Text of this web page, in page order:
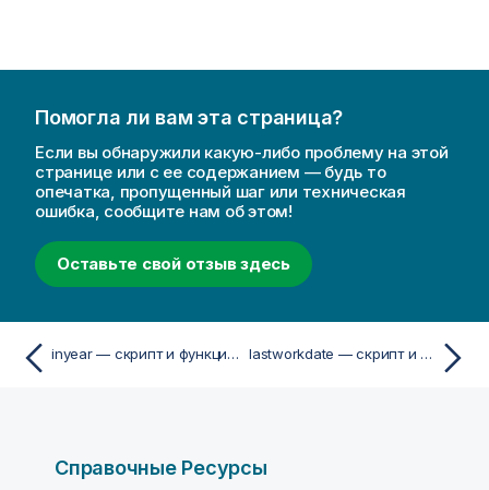
Помогла ли вам эта страница?
Если вы обнаружили какую-либо проблему на этой
странице или с ее содержанием — будь то
опечатка, пропущенный шаг или техническая
ошибка, сообщите нам об этом!
Оставьте свой отзыв здесь
inyear — скрипт и функция диаграммы lastworkdate — скрипт и функция диаграммы
Справочные Ресурсы